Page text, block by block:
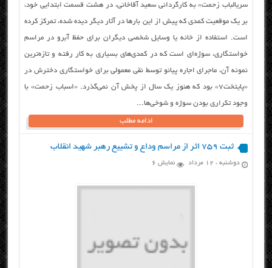
سریالباب زحمت» به کارگردانی سعید آقاخانی، در هشت قسمت ابتدایی خود،
بر یک موقعیت کمدی که پیش از این بارها در آثار دیگر دیده شده، تمرکز کرده
است. استفاده از خانه یا وسایل شخصی دیگران برای حفظ آبرو در مراسم
خواستگاری، سوژه‌ای است که در کمدی‌های بسیاری به کار رفته و تازه‌ترین
نمونه آن، ماجرای اجاره پیانو توسط نقی معمولی برای خواستگاری دخترش در
«پایتخت۷» بود که هنوز یک سال از پخش آن نمی‌گذرد. «اسباب زحمت» با
وجود تکراری بودن سوژه و شوخی‌ها...
ادامه مطلب
ثبت ۷۵۹ اثر از مراسم وداع و تشییع رهبر شهید انقلاب
دوشنبه ، ۱۲ مرداد نمایش 6